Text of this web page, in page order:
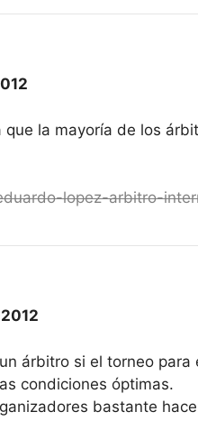
la mayoría de los
lopez-arbitro-
árbitro si el torneo para
condiciones óptimas.
bastante